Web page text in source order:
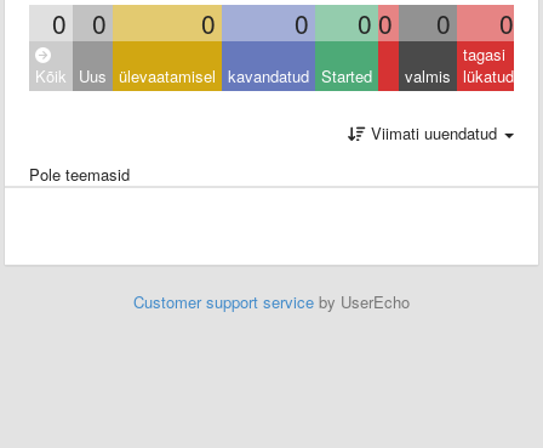
0 0 0 0 0 0 0 0
Kõik Uus ülevaatamisel kavandatud Started valmis
tagasi
lükatud
Viimati uuendatud
Pole teemasid
Customer support service by UserEcho